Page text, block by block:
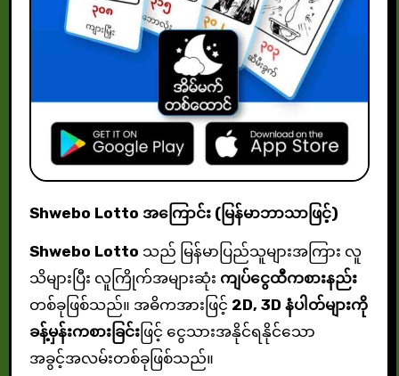
Shwebo Lotto အကြောင်း (မြန်မာဘာသာဖြင့်)
Shwebo Lotto သည် မြန်မာပြည်သူများအကြား လူ
သိများပြီး လူကြိုက်အများဆုံး ကျပ်ငွေထီကစားနည်း
တစ်ခုဖြစ်သည်။ အဓိကအားဖြင့် 2D, 3D နံပါတ်များကို
ခန့်မှန်းကစားခြင်းဖြင့် ငွေသားအနိုင်ရနိုင်သော
အခွင့်အလမ်းတစ်ခုဖြစ်သည်။